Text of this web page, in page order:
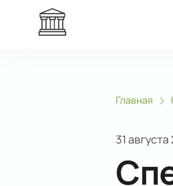
Главная
31